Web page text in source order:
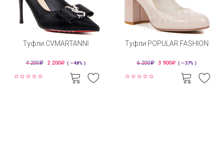
Туфли CVMARTANNI
4 200 2 200 ( —48% )
Туфли POPULAR FASHION
6 200 3 900 ( —37% )